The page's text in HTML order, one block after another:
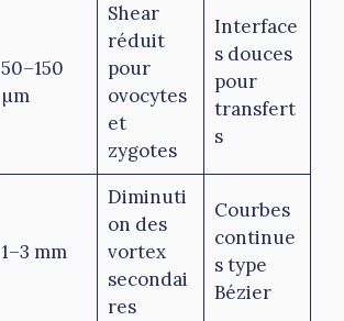
50–150
µm
Shear
réduit
pour
ovocytes
et
zygotes
Interface
s douces
pour
transfert
s
1–3 mm
Diminuti
on des
vortex
secondai
res
Courbes
continue
s type
Bézier